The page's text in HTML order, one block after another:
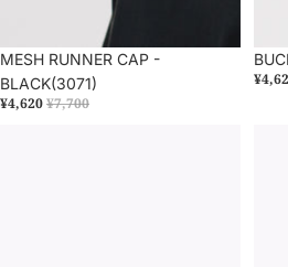
売り切れ
MESH RUNNER CAP -
BLACK(3071)
¥4,620¥7,700
売り